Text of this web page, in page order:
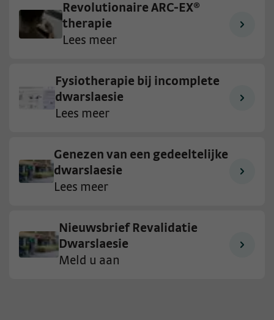
Revolutionaire ARC-EX®
therapie
Lees meer
Fysiotherapie bij incomplete
dwarslaesie
Lees meer
Genezen van een gedeeltelijke
dwarslaesie
Lees meer
Nieuwsbrief Revalidatie
Dwarslaesie
Meld u aan